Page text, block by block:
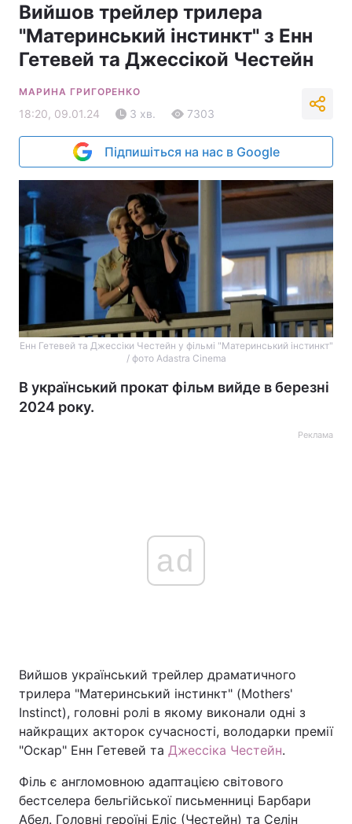
Вийшов трейлер трилера
"Материнський інстинкт" з Енн
Гетевей та Джессікой Честейн
МАРИНА ГРИГОРЕНКО
18:20, 09.01.24 3 хв. 7303
Підпишіться на нас в Google
Енн Гетевей та Джессіки Честейн у фільмі "Материнський інстинкт"
/ фото Adastra Cinema
В український прокат фільм вийде в березні
2024 року.
Реклама
ad
Вийшов український трейлер драматичного
трилера "Материнський інстинкт" (Mothers'
Instinct), головні ролі в якому виконали одні з
найкращих акторок сучасності, володарки премії
"Оскар" Енн Гетевей та Джессіка Честейн.
Філь є англомовною адаптацією світового
бестселера бельгійської письменниці Барбари
Абел. Головні героїні Еліс (Честейн) та Селін